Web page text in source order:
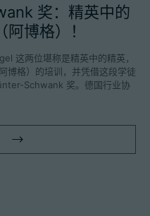
奖：精英中的
博格）！
这两位堪称是精英中的精英，
博格）的培训，并凭借这段学徒
Schwank 奖。德国行业协